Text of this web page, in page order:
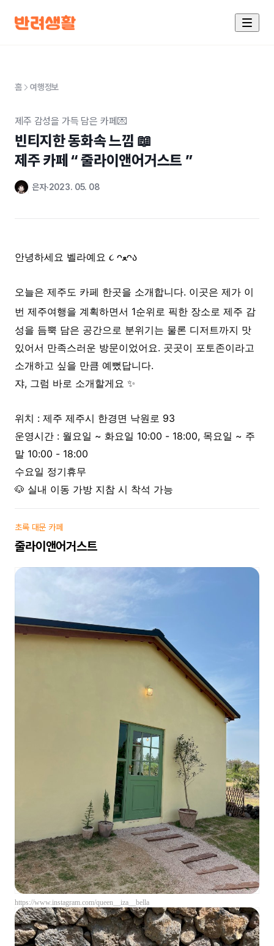
홈 여행정보
제주 감성을 가득 담은 카페💌
빈티지한 동화속 느낌 📖
제주 카페 “ 줄라이앤어거스트 ”
은자 2023. 05. 08
안녕하세요 벨라예요 ૮ ᴖﻌᴖა
오늘은 제주도 카페 한곳을 소개합니다. 이곳은 제가 이
번 제주여행을 계획하면서 1순위로 픽한 장소로 제주 감
성을 듬뿍 담은 공간으로 분위기는 물론 디저트까지 맛
있어서 만족스러운 방문이었어요. 곳곳이 포토존이라고
소개하고 싶을 만큼 예뻤답니다.
쟈, 그럼 바로 소개할게요 ✨
위치 : 제주 제주시 한경면 낙원로 93
운영시간 : 월요일 ~ 화요일 10:00 - 18:00, 목요일 ~ 주
말 10:00 - 18:00
수요일 정기휴무
🐶 실내 이동 가방 지참 시 착석 가능
초록 대문 카페
줄라이앤어거스트
https://www.instagram.com/queen__iza__bella